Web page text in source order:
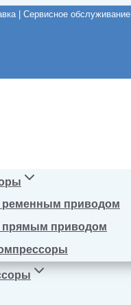
| Сервисное обслуживание
ременным приводом
прямым приводом